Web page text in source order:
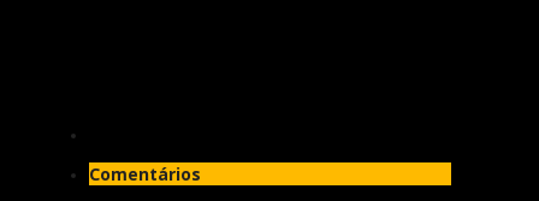
Comentários